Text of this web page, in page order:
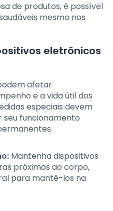
de produtos, é possível
mesmo nos
eletrônicos
afetar
e a vida útil dos
especiais devem
funcionamento
Mantenha dispositivos
próximos ao corpo,
para mantê-los na